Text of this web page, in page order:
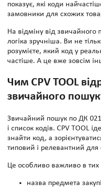
показує, які коди
замовники для схожих
На відміну від звичайного
логіка зручніша. Ви не
розумієте, який код у
частіше. А це вже зовсім
Чим CPV TOOL
звичайного
Звичайний пошук по ДК
і список кодів. CPV TOOL
знайти код, а
типовий і релевантний для
Це особливо важливо в тих
назва предмета